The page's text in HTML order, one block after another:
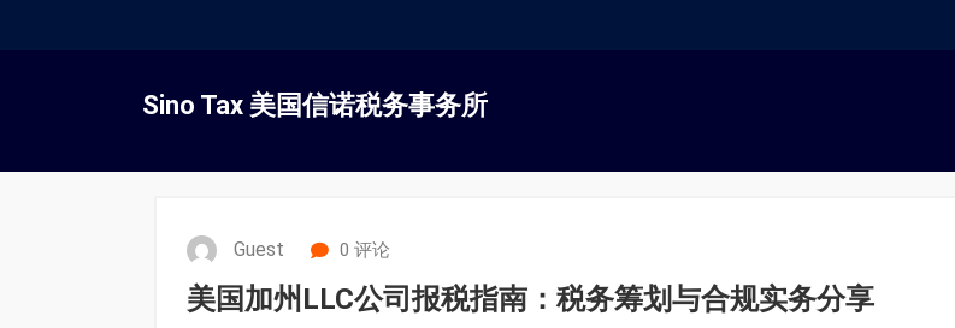
容
Sino Tax 美国信诺税务事务所
Guest 0 评论
美国加州LLC公司报税指南：税务筹划与合规实务分享